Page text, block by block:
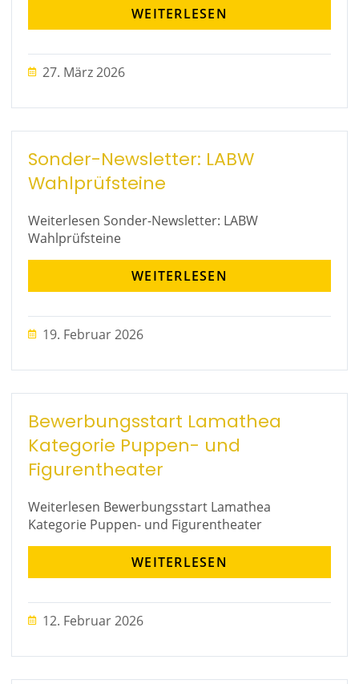
WEITERLESEN
27. März 2026
Sonder-Newsletter: LABW
Wahlprüfsteine
Weiterlesen Sonder-Newsletter: LABW
Wahlprüfsteine
WEITERLESEN
19. Februar 2026
Bewerbungsstart Lamathea
Kategorie Puppen- und
Figurentheater
Weiterlesen Bewerbungsstart Lamathea
Kategorie Puppen- und Figurentheater
WEITERLESEN
12. Februar 2026